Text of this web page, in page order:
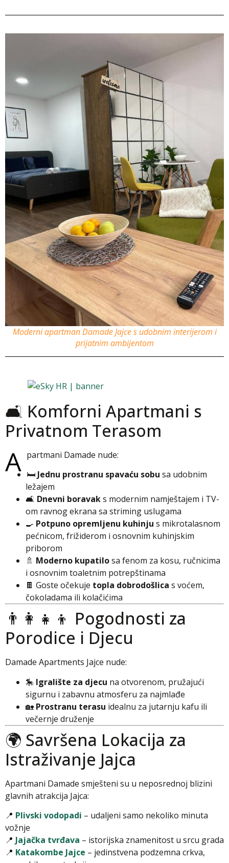
Moderni apartman Damade Jajce s udobnim interijerom i
prijatnim ambijentom
🛋️ Komforni Apartmani s
Privatnom Terasom
A partmani Damade nude:
🛏️ Jednu prostranu spavaću sobu sa udobnim
ležajem
🛋️ Dnevni boravaks modernim namještajem i TV-
om ravnog ekrana sa striming uslugama
🍳 Potpuno opremljenu kuhinju s mikrotalasnom
pećnicom, frižiderom i osnovnim kuhinjskim
priborom
🚿 Moderno kupatilosa fenom za kosu, ručnicima
i osnovnim toaletnim potrepštinama
🍫 Goste očekuje topla dobrodošlica s voćem,
čokoladama ili kolačićima
👨‍👩‍👧‍👦 Pogodnosti za
Porodice i Djecu
Damade Apartments Jajce nude:
🎠 Igralište za djecu na otvorenom, pružajući
sigurnu i zabavnu atmosferu za najmlađe
🏡 Prostranu terasu idealnu za jutarnju kafu ili
večernje druženje
🌍 Savršena Lokacija za
Istraživanje Jajca
Apartmani Damade smješteni su u neposrednoj blizini
glavnih atrakcija Jajca:
📍 Plivski vodopadi – udaljeni samo nekoliko minuta
vožnje
📍 Jajačka tvrđava – istorijska znamenitost u srcu grada
📍 Katakombe Jajce – jedinstvena podzemna crkva,